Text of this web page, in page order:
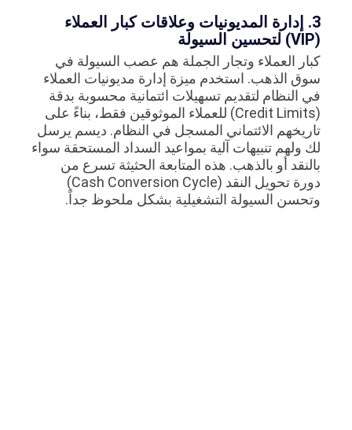
3. إدارة المديونيات وعلاقات كبار العملاء
كبار العملاء وتجار الجملة هم عصب السيولة في
سوق الذهب. استخدم ميزة إدارة مديونيات العملاء
في النظام لتقديم تسهيلات ائتمانية محسوبة بدقة
(Credit Limits) للعملاء الموثوقين فقط، بناءً على
تاريخهم الائتماني المسجل في النظام. ديسم يرسل
لك ولهم تنبيهات آلية بمواعيد السداد المستحقة سواء
بالنقد أو بالذهب. هذه المتابعة الحثيثة تسرع من
دورة تحويل النقد (Cash Conversion Cycle)
وتحسن السيولة التشغيلية بشكل ملحوظ جداً.